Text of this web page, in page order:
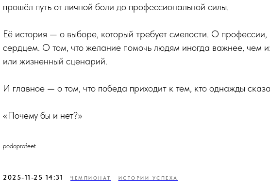
прошёл путь от личной боли до профессиональной силы.
Её история — о выборе, который требует смелости. О профессии,
сердцем. О том, что желание помочь людям иногда важнее, чем
или жизненный сценарий.
И главное — о том, что победа приходит к тем, кто однажды
«Почему бы и нет?»
podoprofeet
2025-11-25 14:31 ЧЕМПИОНАТ ИСТОРИИ УСПЕХА